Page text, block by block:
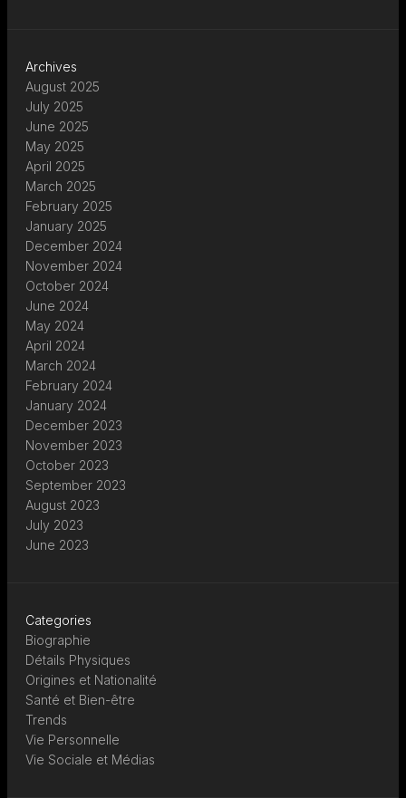
Archives
August 2025
July 2025
June 2025
May 2025
April 2025
March 2025
February 2025
January 2025
December 2024
November 2024
October 2024
June 2024
May 2024
April 2024
March 2024
February 2024
January 2024
December 2023
November 2023
October 2023
September 2023
August 2023
July 2023
June 2023
Categories
Biographie
Détails Physiques
Origines et Nationalité
Santé et Bien-être
Trends
Vie Personnelle
Vie Sociale et Médias